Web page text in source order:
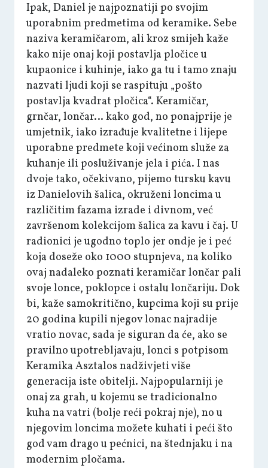
Ipak, Daniel je najpoznatiji po svojim
uporabnim predmetima od keramike. Sebe
naziva keramičarom, ali kroz smijeh kaže
kako nije onaj koji postavlja pločice u
kupaonice i kuhinje, iako ga tu i tamo znaju
nazvati ljudi koji se raspituju „pošto
postavlja kvadrat pločica“. Keramičar,
grnčar, lončar… kako god, no ponajprije je
umjetnik, iako izrađuje kvalitetne i lijepe
uporabne predmete koji većinom služe za
kuhanje ili posluživanje jela i pića. I nas
dvoje tako, očekivano, pijemo tursku kavu
iz Danielovih šalica, okruženi loncima u
različitim fazama izrade i divnom, već
završenom kolekcijom šalica za kavu i čaj. U
radionici je ugodno toplo jer ondje je i peć
koja doseže oko 1000 stupnjeva, na koliko
ovaj nadaleko poznati keramičar lončar pali
svoje lonce, poklopce i ostalu lončariju. Dok
bi, kaže samokritično, kupcima koji su prije
20 godina kupili njegov lonac najradije
vratio novac, sada je siguran da će, ako se
pravilno upotrebljavaju, lonci s potpisom
Keramika Asztalos nadživjeti više
generacija iste obitelji. Najpopularniji je
onaj za grah, u kojemu se tradicionalno
kuha na vatri (bolje reći pokraj nje), no u
njegovim loncima možete kuhati i peći što
god vam drago u pećnici, na štednjaku i na
modernim pločama.